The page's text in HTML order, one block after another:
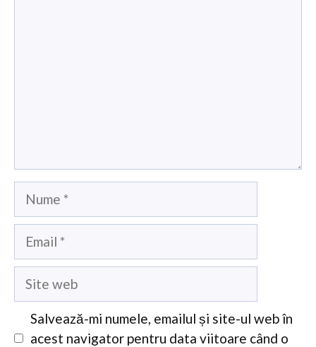
web
Salvează-mi numele, emailul și site-ul web în
acest navigator pentru data viitoare când o